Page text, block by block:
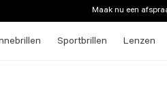
Maak nu een
Sportbrillen Lenzen